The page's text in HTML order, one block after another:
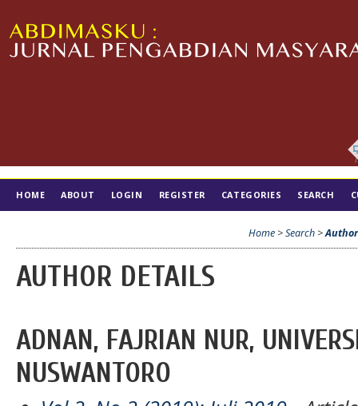
HOME ABOUT LOGIN REGISTER CATEGORIES SEARCH
Home >Search >
AUTHOR DETAILS
ADNAN, FAJRIAN NUR,
NUSWANTORO